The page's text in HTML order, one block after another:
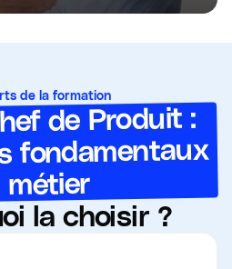
de la formation
de Produit :
fondamentaux
métier
la choisir ?